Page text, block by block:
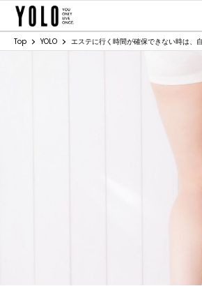
Top YOLO エステに行く時間が確保できない時は、